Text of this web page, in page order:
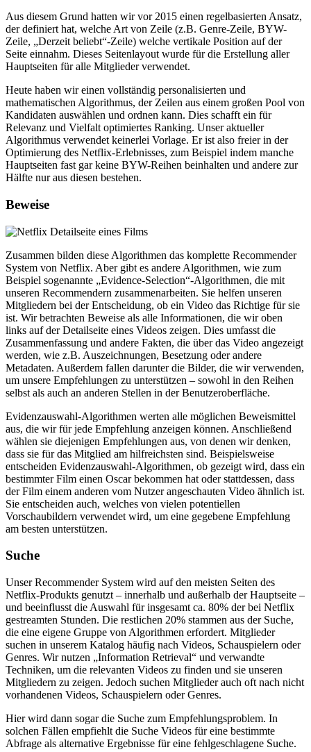
Aus diesem Grund hatten wir vor 2015 einen regelbasierten Ansatz,
der definiert hat, welche Art von Zeile (z.B. Genre-Zeile, BYW-
Zeile, „Derzeit beliebt“-Zeile) welche vertikale Position auf der
Seite einnahm. Dieses Seitenlayout wurde für die Erstellung aller
Hauptseiten für alle Mitglieder verwendet.
Heute haben wir einen vollständig personalisierten und
mathematischen Algorithmus, der Zeilen aus einem großen Pool von
Kandidaten auswählen und ordnen kann. Dies schafft ein für
Relevanz und Vielfalt optimiertes Ranking. Unser aktueller
Algorithmus verwendet keinerlei Vorlage. Er ist also freier in der
Optimierung des Netflix-Erlebnisses, zum Beispiel indem manche
Hauptseiten fast gar keine BYW-Reihen beinhalten und andere zur
Hälfte nur aus diesen bestehen.
Beweise
Zusammen bilden diese Algorithmen das komplette Recommender
System von Netflix. Aber gibt es andere Algorithmen, wie zum
Beispiel sogenannte „Evidence-Selection“-Algorithmen, die mit
unseren Recommendern zusammenarbeiten. Sie helfen unseren
Mitgliedern bei der Entscheidung, ob ein Video das Richtige für sie
ist. Wir betrachten Beweise als alle Informationen, die wir oben
links auf der Detailseite eines Videos zeigen. Dies umfasst die
Zusammenfassung und andere Fakten, die über das Video angezeigt
werden, wie z.B. Auszeichnungen, Besetzung oder andere
Metadaten. Außerdem fallen darunter die Bilder, die wir verwenden,
um unsere Empfehlungen zu unterstützen – sowohl in den Reihen
selbst als auch an anderen Stellen in der Benutzeroberfläche.
Evidenzauswahl-Algorithmen werten alle möglichen Beweismittel
aus, die wir für jede Empfehlung anzeigen können. Anschließend
wählen sie diejenigen Empfehlungen aus, von denen wir denken,
dass sie für das Mitglied am hilfreichsten sind. Beispielsweise
entscheiden Evidenzauswahl-Algorithmen, ob gezeigt wird, dass ein
bestimmter Film einen Oscar bekommen hat oder stattdessen, dass
der Film einem anderen vom Nutzer angeschauten Video ähnlich ist.
Sie entscheiden auch, welches von vielen potentiellen
Vorschaubildern verwendet wird, um eine gegebene Empfehlung
am besten unterstützen.
Suche
Unser Recommender System wird auf den meisten Seiten des
Netflix-Produkts genutzt – innerhalb und außerhalb der Hauptseite –
und beeinflusst die Auswahl für insgesamt ca. 80% der bei Netflix
gestreamten Stunden. Die restlichen 20% stammen aus der Suche,
die eine eigene Gruppe von Algorithmen erfordert. Mitglieder
suchen in unserem Katalog häufig nach Videos, Schauspielern oder
Genres. Wir nutzen „Information Retrieval“ und verwandte
Techniken, um die relevanten Videos zu finden und sie unseren
Mitgliedern zu zeigen. Jedoch suchen Mitglieder auch oft nach nicht
vorhandenen Videos, Schauspielern oder Genres.
Hier wird dann sogar die Suche zum Empfehlungsproblem. In
solchen Fällen empfiehlt die Suche Videos für eine bestimmte
Abfrage als alternative Ergebnisse für eine fehlgeschlagene Suche.